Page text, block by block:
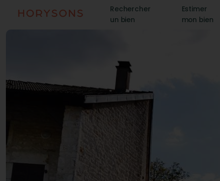
Rechercher
un bien
Estimer
mon bien